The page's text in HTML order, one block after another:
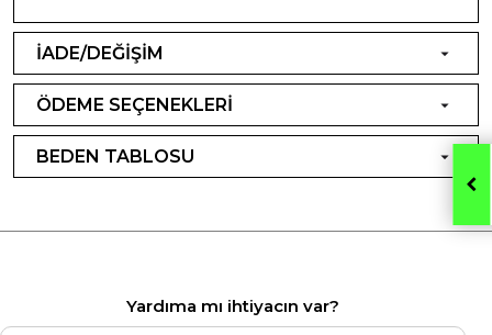
İADE/DEĞİŞİM
ÖDEME SEÇENEKLERİ
BEDEN TABLOSU
Yardıma mı ihtiyacın var?